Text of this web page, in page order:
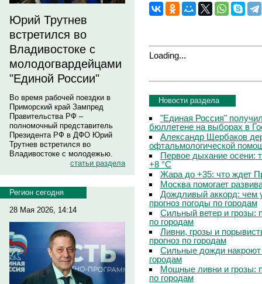
Юрий Трутнев
встретился во
Владивостоке с
молодогвардейцами
"Единой России"
Во время рабочей поездки в
Приморский край Зампред
Правительства РФ –
полномочный представитель
Президента РФ в ДФО Юрий
Трутнев встретился во
Владивостоке с молодежью.
статьи раздела
Регион сегодня
28 Мая 2026, 14:14
Loading...
Новости раздела
"Единая Россия"
бюллетене на выборах в
Александр Щербаков
офтальмологической
Первое дыхание осени:
+8 °C
Жара до +35: что ждет
Москва помогает
Дождливый аккорд: чем
прогноз погоды по городам
Сильный ветер и грозы:
по городам
Ливни, грозы и
прогноз по городам
Сильные дожди
городам
Мощные ливни и грозы:
по городам